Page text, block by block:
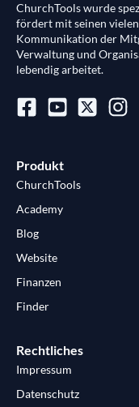
ChurchTools wurde
fördert mit seinen
Kommunikation der
Verwaltung und
lebendig arbeitet.
Produkt
ChurchTools
Academy
Blog
Website
Finanzen
Finder
Rechtliches
Impressum
Datenschutz